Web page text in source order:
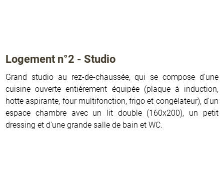
Logement n°2 - Studio
Grand studio au rez-de-chaussée, qui se compose d'une
cuisine ouverte entièrement équipée (plaque à induction,
hotte aspirante, four multifonction, frigo et congélateur), d'un
espace chambre avec un lit double (160x200), un petit
dressing et d'une grande salle de bain et WC.